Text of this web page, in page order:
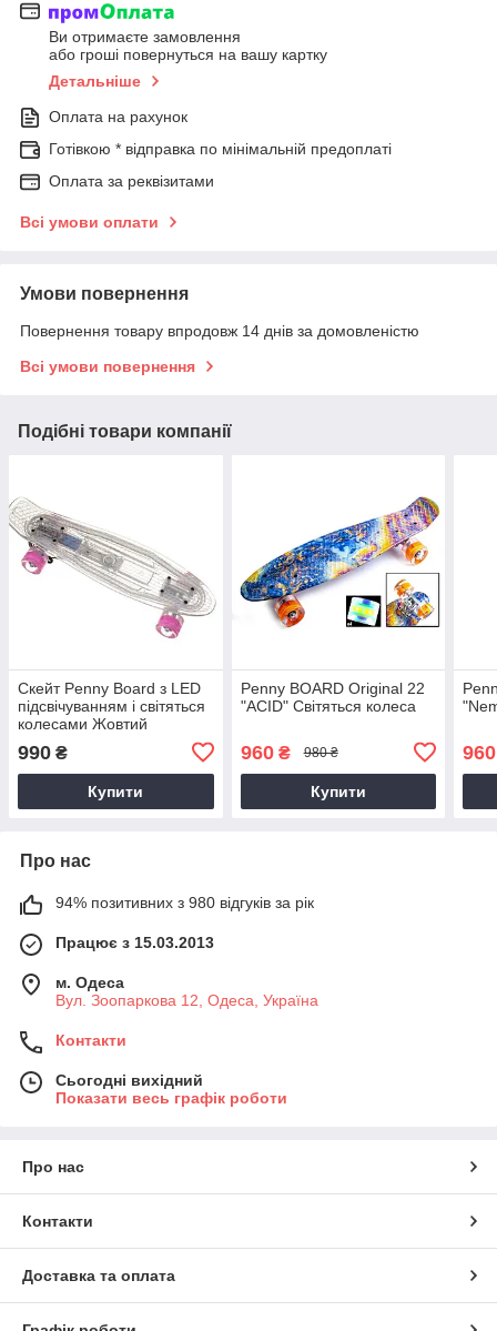
Ви отримаєте замовлення
або гроші повернуться на вашу картку
Детальніше
Оплата на рахунок
Готівкою * відправка по мінімальній предоплаті
Оплата за реквізитами
Всі умови оплати
Умови повернення
Повернення товару впродовж 14 днів за домовленістю
Всі умови повернення
Подібні товари компанії
Скейт Penny Board з LED
підсвічуванням і світяться
колесами Жовтий
990 ₴
Купити
Penny BOARD Original 22
"ACID" Світяться колеса
960₴ 980 ₴
Купити
960
Про нас
94% позитивних з 980 відгуків за рік
Працює з 15.03.2013
м. Одеса
Вул. Зоопаркова 12, Одеса, Україна
Контакти
Сьогодні вихідний
Показати весь графік роботи
Про нас
Контакти
Доставка та оплата